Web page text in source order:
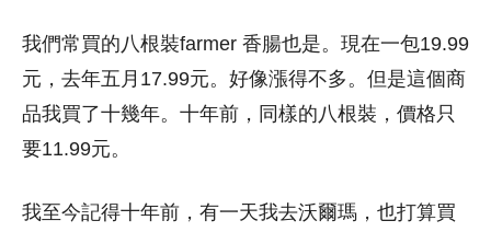
我們常買的八根裝farmer 香腸也是。現在一包19.99
元，去年五月17.99元。好像漲得不多。但是這個商
品我買了十幾年。十年前，同樣的八根裝，價格只
要11.99元。
我至今記得十年前，有一天我去沃爾瑪，也打算買